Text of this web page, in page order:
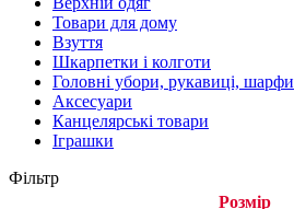
Товари для дому
Взуття
Шкарпетки і колготи
Головні убори, рукавиці, шарфи
Аксесуари
Канцелярські товари
Іграшки
Фільтр
Розмір